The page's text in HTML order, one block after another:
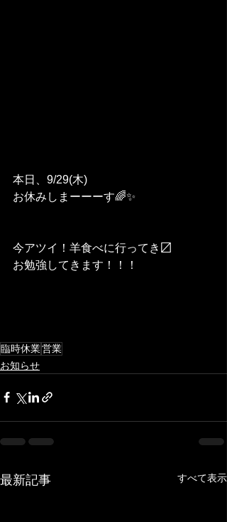
本日、9/29(木)
お休みしまーーーす🌈✨
今アツイ！羊食べに行ってき〼
お勉強してきます！！！
臨時休業営業
お知らせ
最新記事 すべて表示